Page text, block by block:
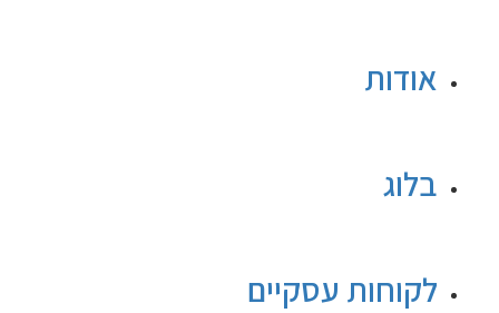
אודות
בלוג
לקוחות עסקיים